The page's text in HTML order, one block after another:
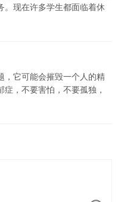
。现在许多学生都面临着休
，它可能会摧毁一个人的精
，不要害怕，不要孤独，